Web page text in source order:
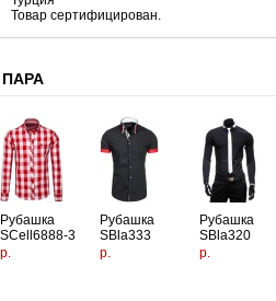
Товар сертифицирован.
Рубашка
SCell6888-3
р.
Рубашка
SBla333
р.
Рубашка
SBla320
р.